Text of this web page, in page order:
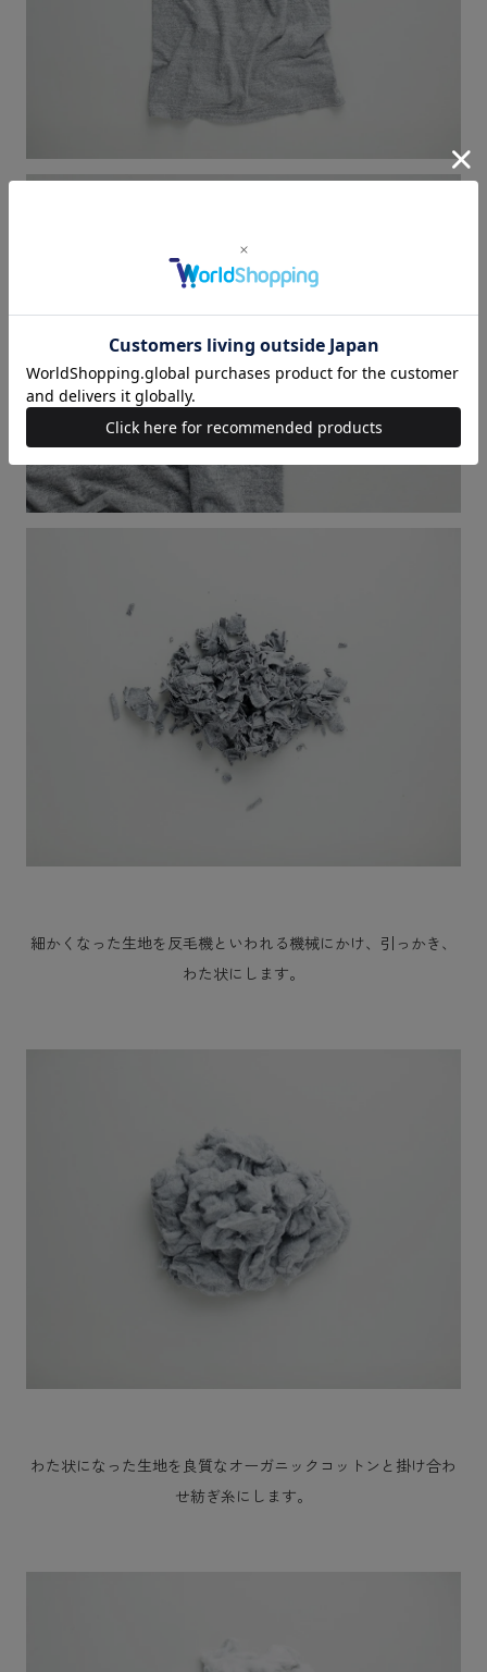
細かくなった生地を反毛機といわれる機械にかけ、引っかき、
わた状にします。
わた状になった生地を良質なオーガニックコットンと掛け合わ
せ紡ぎ糸にします。